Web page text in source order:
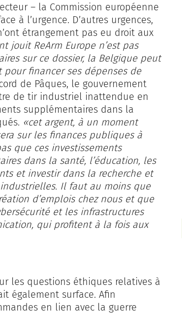
– la Commission européenne
à l’urgence. D’autres urgences,
étrangement pas eu droit aux
jouit ReArm Europe n’est pas
sur ce dossier, la Belgique peut
financer ses dépenses de
de Pâques, le gouvernement
de tir industriel inattendue en
supplémentaires dans la
«cet argent, à un moment
sur les finances publiques à
que ces investissements
dans la santé, l’éducation, les
et investir dans la recherche et
Il faut au moins que
d’emplois chez nous et que
et les infrastructures
qui profitent à la fois aux
les questions éthiques relatives à
également surface. Afin
en lien avec la guerre